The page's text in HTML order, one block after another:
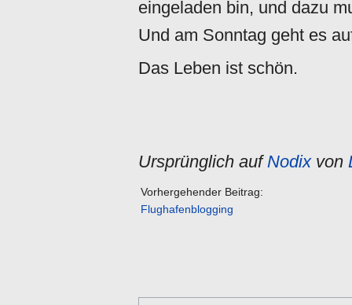
eingeladen bin, und dazu
Und am Sonntag geht es
Das Leben ist schön.
Ursprünglich aufNodixvon
Vorhergehender Beitrag:
Flughafenblogging